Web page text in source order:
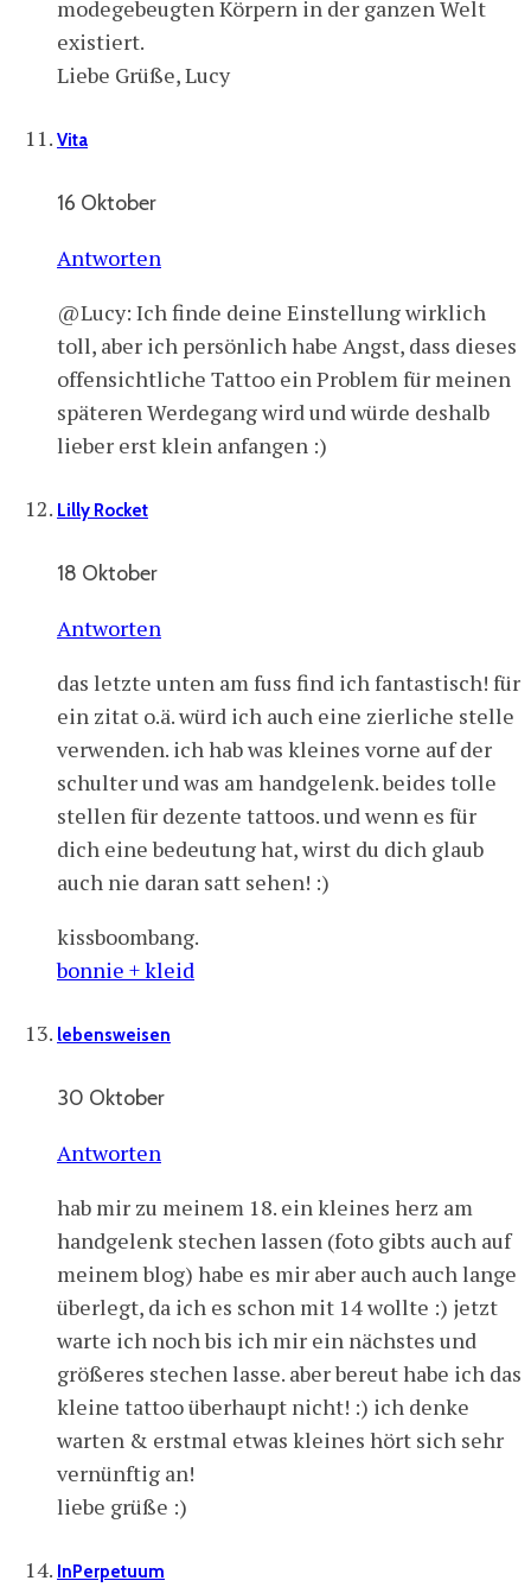
modegebeugten Körpern in der ganzen Welt
existiert.
Liebe Grüße, Lucy
Vita
16 Oktober
Antworten
@Lucy: Ich finde deine Einstellung wirklich
toll, aber ich persönlich habe Angst, dass dieses
offensichtliche Tattoo ein Problem für meinen
späteren Werdegang wird und würde deshalb
lieber erst klein anfangen :)
Lilly Rocket
18 Oktober
Antworten
das letzte unten am fuss find ich fantastisch! für
ein zitat o.ä. würd ich auch eine zierliche stelle
verwenden. ich hab was kleines vorne auf der
schulter und was am handgelenk. beides tolle
stellen für dezente tattoos. und wenn es für
dich eine bedeutung hat, wirst du dich glaub
auch nie daran satt sehen! :)
kissboombang.
bonnie + kleid
lebensweisen
30 Oktober
Antworten
hab mir zu meinem 18. ein kleines herz am
handgelenk stechen lassen (foto gibts auch auf
meinem blog) habe es mir aber auch auch lange
überlegt, da ich es schon mit 14 wollte :) jetzt
warte ich noch bis ich mir ein nächstes und
größeres stechen lasse. aber bereut habe ich das
kleine tattoo überhaupt nicht! :) ich denke
warten & erstmal etwas kleines hört sich sehr
vernünftig an!
liebe grüße :)
InPerpetuum